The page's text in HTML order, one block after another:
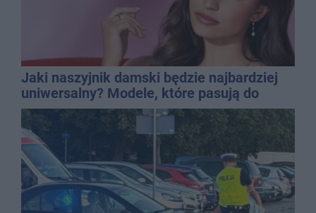
Jaki naszyjnik damski będzie najbardziej
uniwersalny? Modele, które pasują do
wielu stylizacji